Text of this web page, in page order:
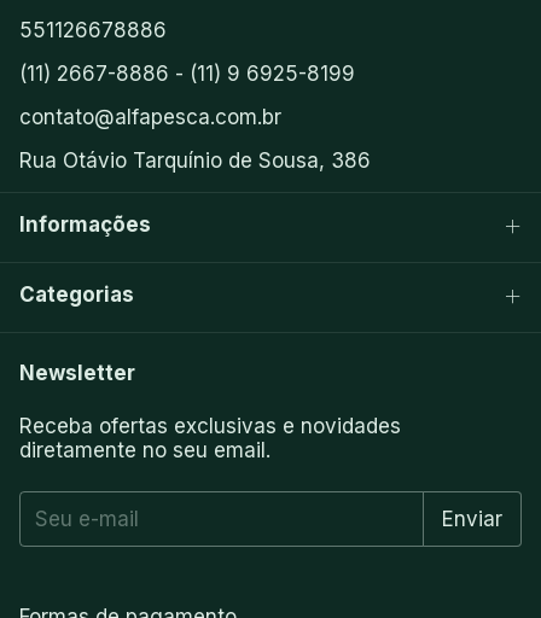
551126678886
(11) 2667-8886 - (11) 9 6925-8199
contato@alfapesca.com.br
Rua Otávio Tarquínio de Sousa, 386
Informações
Categorias
Newsletter
Receba ofertas exclusivas e novidades
diretamente no seu email.